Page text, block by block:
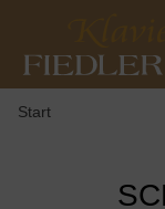
Start